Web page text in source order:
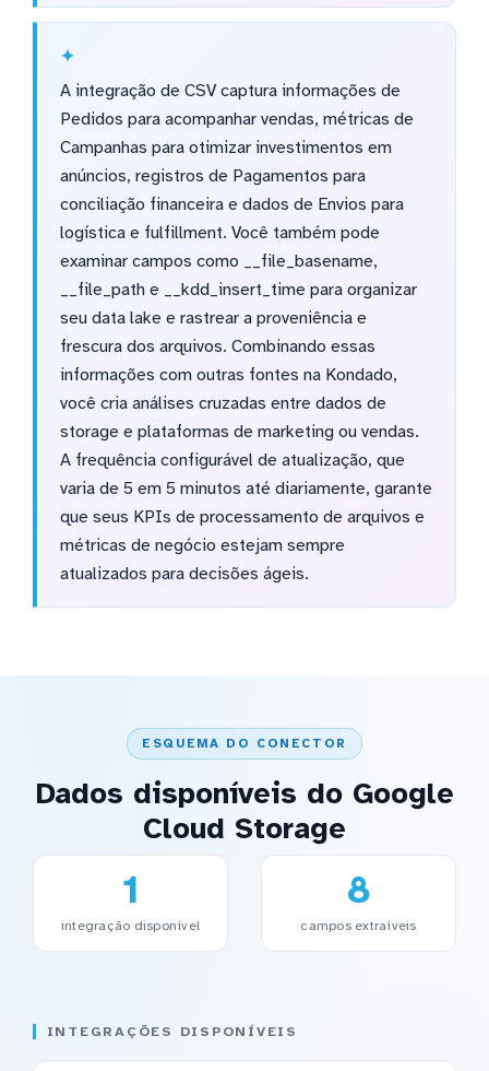
A integração de CSV captura informações de
Pedidos para acompanhar vendas, métricas de
Campanhas para otimizar investimentos em
anúncios, registros de Pagamentos para
conciliação financeira e dados de Envios para
logística e fulfillment. Você também pode
examinar campos como __file_basename,
__file_path e __kdd_insert_time para organizar
seu data lake e rastrear a proveniência e
frescura dos arquivos. Combinando essas
informações com outras fontes na Kondado,
você cria análises cruzadas entre dados de
storage e plataformas de marketing ou vendas.
A frequência configurável de atualização, que
varia de 5 em 5 minutos até diariamente, garante
que seus KPIs de processamento de arquivos e
métricas de negócio estejam sempre
atualizados para decisões ágeis.
ESQUEMA DO CONECTOR
Dados disponíveis do Google
Cloud Storage
1
integração disponível
8
campos extraíveis
INTEGRAÇÕES DISPONÍVEIS